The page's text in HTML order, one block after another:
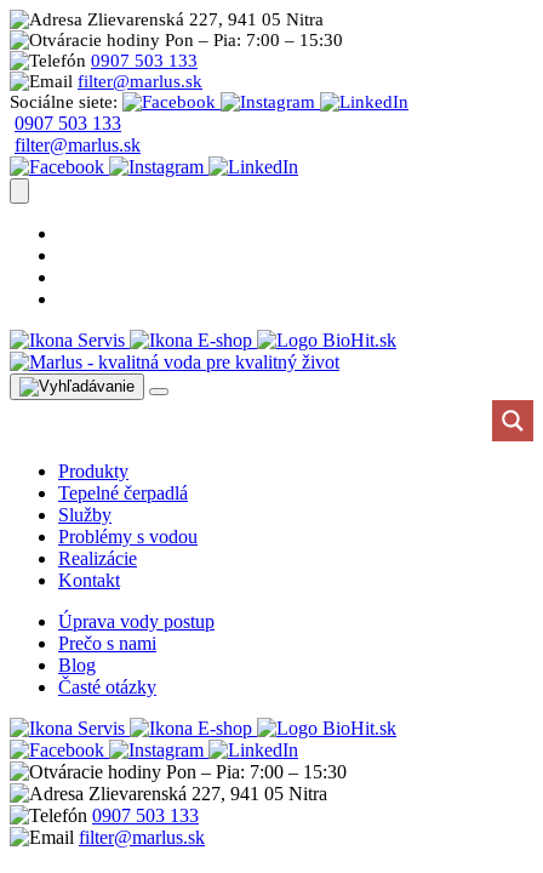
Zlievarenská 227, 941 05 Nitra
Pon – Pia: 7:00 – 15:30
0907 503 133
filter@marlus.sk
Sociálne siete:
0907 503 133
filter@marlus.sk
Servis E-shop
Produkty
Tepelné čerpadlá
Služby
Problémy s vodou
Realizácie
Kontakt
Úprava vody postup
Prečo s nami
Blog
Časté otázky
Servis
E-shop
Pon – Pia: 7:00 – 15:30
Zlievarenská 227, 941 05 Nitra
0907 503 133
filter@marlus.sk